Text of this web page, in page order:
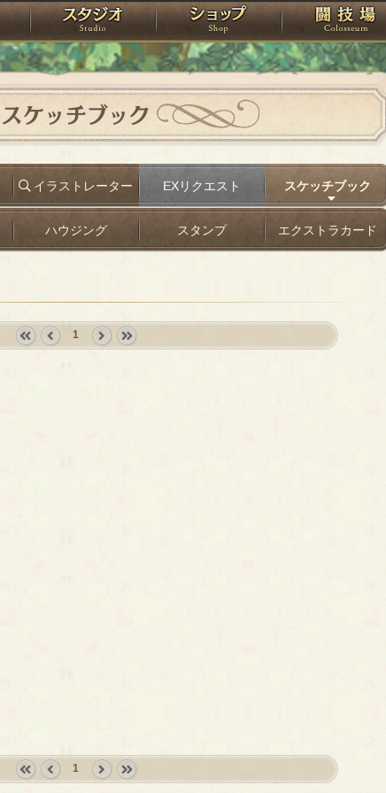
アトリエ スタジオ ショップ
スケッチブック
イラストレーター EXリクエスト スケッチブック
ハウジング スタンプ エクストラカード
1
1